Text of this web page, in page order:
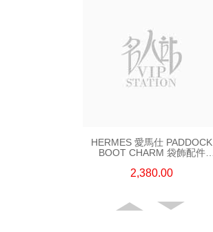
HERMES 愛馬仕 PADDOCK
BOOT CHARM 袋飾配件
(S4/60/37) 藍色/金色
2,380.00